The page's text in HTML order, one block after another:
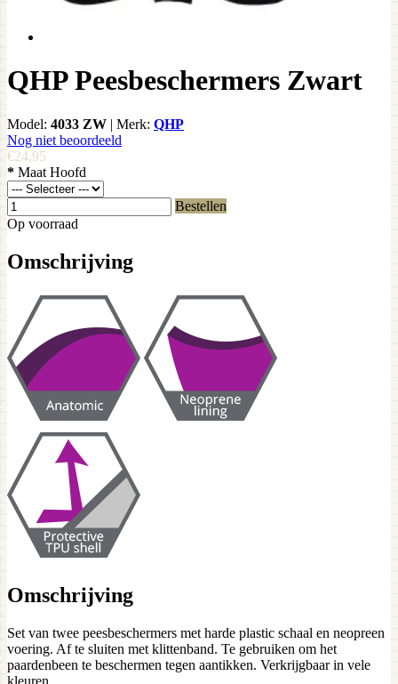
QHP Peesbeschermers Zwart
Model: 4033 ZW | Merk: QHP
Nog niet beoordeeld
€24,95
* Maat Hoofd
Bestellen
Op voorraad
Omschrijving
Omschrijving
Set van twee peesbeschermers met harde plastic schaal en neopreen
voering. Af te sluiten met klittenband. Te gebruiken om het
paardenbeen te beschermen tegen aantikken. Verkrijgbaar in vele
kleuren.